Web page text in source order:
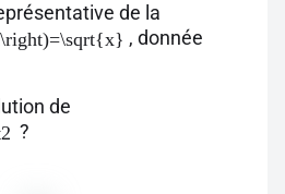
de la
, donnée
de
?